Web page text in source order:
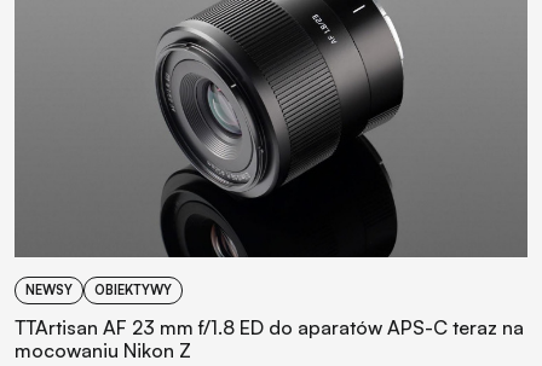
NEWSY OBIEKTYWY
TTArtisan AF 23 mm f/1.8 ED do aparatów APS-C teraz na
mocowaniu Nikon Z